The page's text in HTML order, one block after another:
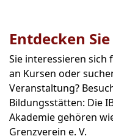
Entdecken
Sie interessieren
an Kursen oder
Veranstaltung?
Bildungsstätten: Die
Akademie gehören
Grenzverein e. V.